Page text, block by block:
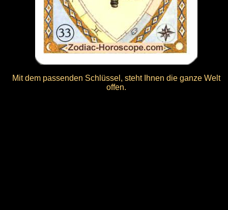
Mit dem passenden Schlüssel, steht Ihnen die ganze Welt
offen.